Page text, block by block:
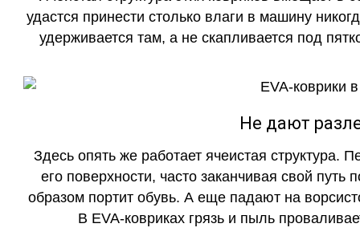
удастся принести столько влаги в машину
удерживается там, а не скапливается под
Не дают
Здесь опять же работает ячеистая структура.
его поверхности, часто заканчивая свой
образом портит обувь. А еще падают на
В EVA-ковриках грязь и пыль